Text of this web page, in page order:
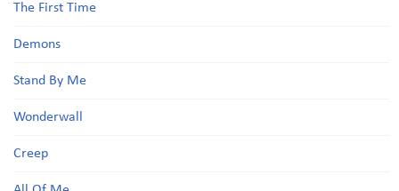
The First Time
Demons
Stand By Me
Wonderwall
Creep